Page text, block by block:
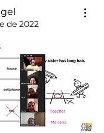
de 2022